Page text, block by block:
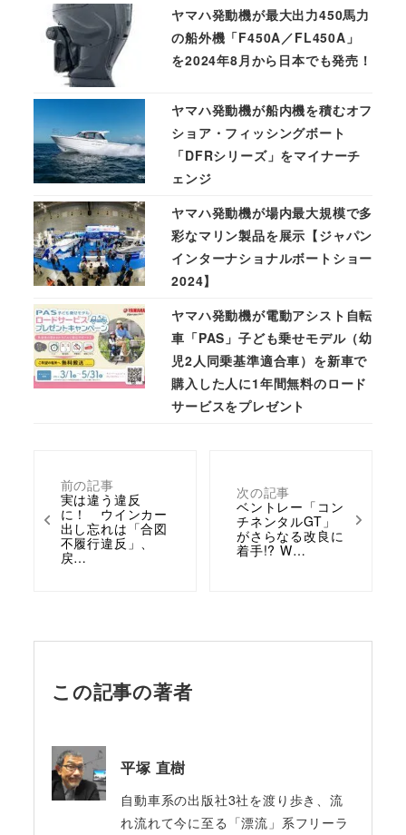
前の記事
実は違う違反
に！ ウインカー
出し忘れは「合図
不履行違反」、
戻…
次の記事
ベントレー「コン
チネンタルGT」
がさらなる改良に
着手!? W…
ヤマハ発動機が最大出力450馬力
の船外機「F450A／FL450A」
を2024年8月から日本でも発売！
ヤマハ発動機が船内機を積むオフ
ショア・フィッシングボート
「DFRシリーズ」をマイナーチ
ェンジ
ヤマハ発動機が場内最大規模で多
彩なマリン製品を展示【ジャパン
インターナショナルボートショー
2024】
ヤマハ発動機が電動アシスト自転
車「PAS」子ども乗せモデル（幼
児2人同乗基準適合車）を新車で
購入した人に1年間無料のロード
サービスをプレゼント
この記事の著者
平塚 直樹
自動車系の出版社3社を渡り歩き、流
れ流れて今に至る「漂流」系フリーラ